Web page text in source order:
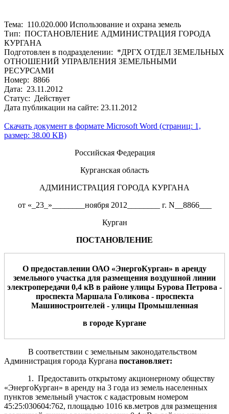
Тема: 110.020.000 Использование и охрана земель
Тип: ПОСТАНОВЛЕНИЕ АДМИНИСТРАЦИЯ ГОРОДА
КУРГАНА
Подготовлен в подразделении: *ДРГХ ОТДЕЛ ЗЕМЕЛЬНЫХ
ОТНОШЕНИЙ УПРАВЛЕНИЯ ЗЕМЕЛЬНЫМИ
РЕСУРСАМИ
Номер: 8866
Дата: 23.11.2012
Статус: Действует
Дата публикации на сайте: 23.11.2012
Скачать документ в формате Microsoft Word (страниц: 1,
размер: 38.00 KB)
Российская Федерация
Курганская область
АДМИНИСТРАЦИЯ ГОРОДА КУРГАНА
от «_23_»________ноября 2012________ г. N__8866___
Курган
ПОСТАНОВЛЕНИЕ
О предоставлении ОАО «ЭнергоКурган» в аренду
земельного участка для размещения воздушной линии
электропередачи 0,4 кВ в районе улицы Бурова Петрова -
проспекта Маршала Голикова - проспекта
Машиностроителей - улицы Промышленная
в городе Кургане
В соответствии с земельным законодательством
Администрация города Кургана постановляет:
1. Предоставить открытому акционерному обществу
«ЭнергоКурган» в аренду на 3 года из земель населенных
пунктов земельный участок с кадастровым номером
45:25:030604:762, площадью 1016 кв.метров для размещения